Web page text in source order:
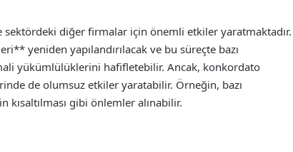
diğer firmalar için önemli etkiler yaratmaktadır.
yeniden yapılandırılacak ve bu süreçte bazı
yükümlülüklerini hafifletebilir. Ancak, konkordato
de olumsuz etkiler yaratabilir. Örneğin, bazı
kısaltılması gibi önlemler alınabilir.